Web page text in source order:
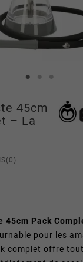
45cm
– La
45cm Pack
pour les
complet offre